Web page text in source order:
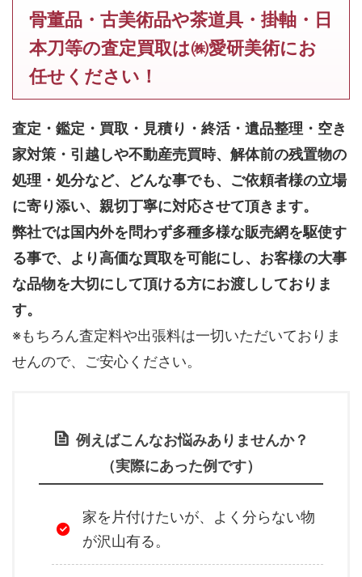
骨董品・古美術品や茶道具・掛軸・日
本刀等の査定買取は㈱愛研美術にお
任せください！
査定・鑑定・買取・見積り・終活・遺品整理・空き
家対策・引越しや不動産売買時、解体前の残置物の
処理・処分など、どんな事でも、 ご依頼者様の立場
に寄り添い、親切丁寧に対応させて頂きます。
弊社では国内外を問わず多種多様な販売網を駆使す
る事で、より高価な買取を可能にし、お客様の大事
な品物を大切にして頂ける方にお渡ししておりま
す。
※もちろん査定料や出張料は一切いただいておりま
せんので、ご安心ください。
例えばこんなお悩みありませんか？
（実際にあった例です）
家を片付けたいが、よく分らない物
が沢山有る。